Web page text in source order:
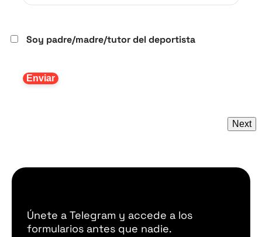
Soy padre/madre/tutor del deportista
Únete a Telegram y accede a los
formularios antes que nadie.